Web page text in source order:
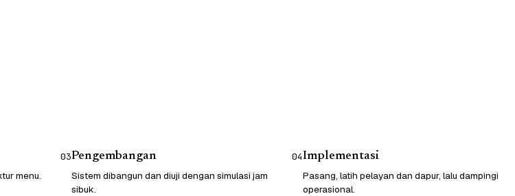
menu.
03Pengembangan
Sistem dibangun dan diuji dengan simulasi jam
sibuk.
04Implementasi
Pasang, latih pelayan dan dapur, lalu dampingi
operasional.